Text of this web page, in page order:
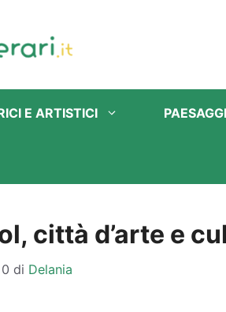
E ARTISTICI
città d’arte e
di Delania